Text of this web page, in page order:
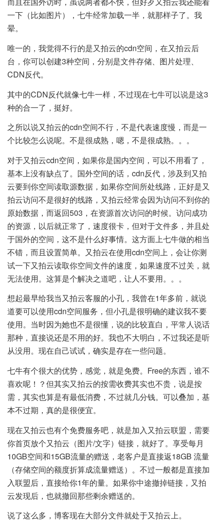
一下（比如图片），七牛经常加载一半，就那样子了。我
晕。
唯一的，我觉得不行的是又拍云的cdn空间，在又拍云后
台，你可以创建3种空间，分别是文件存储、图片处理、
CDN反代。
其中的CDN反代就像七牛一样，不过现在七牛可以说是这3
种的合一了，挺好。
之所以说又拍云的cdn空间不行，不是代表速度慢，而是一
个比较怎么说呢。不是很成熟，嗯，不是很成熟。。。
对于又拍云cdn空间，如果你是国内空间，可以不用看了，
基本上没有缺点了。国外空间的话，cdn反代，涉及到又拍
云要到你空间读取源数据，如果你空间所处线路，正好是又
拍云访问不是很好的线路，又拍云经常会因为访问不到你的
原始数据，而返回503，在资源首次访问的时候。访问成功
的资源，以后就正常了，速度很卡，但对于文件多，并且处
于国外的空间，这不是什么好事情。这方面上七牛做的相当
不错，而且设置简单。又拍云在使用cdn空间上，会让你测
试一下又拍云读取你空间文件的速度，如果速度不过关，就
无法使用。这算是个解决之道吧，让人不要用。。。
想起最早给我当又拍云客服的小孔，我曾在1年多前，就说
道要可以使用cdn空间服务，但小孔是很明确的建议我不要
使用。当时因为她也不是很懂，说的比较直白，平常人说话
那种，直接说还是不用的好。我也不大明白，不过我还是听
从没用。现在自己试试，确实是存在一些问题。
七牛有个很大的优势，感觉，就是免费。Free的东西，谁不
喜欢呢！？但其实又拍云的按需收费其实也不贵，说是按
需，其实也算是有最低消费，不过就几分钱。可以叠加，基
本不过期，真的是很便宜。
现在又拍云也有个免费服务吧，就是加入又拍云联盟，需要
你首页放个又拍云（图片/文字）链接，就好了。享受每月
10GB空间和15GB流量的赠送，老客户是直接返18GB 流量
（存储空间的额度折算成流量赠送）。不过一般都是直接加
入联盟后，直接给你1年的量。如果你中途撤掉链接，又拍
云发现后，也就撤回那些剩余赠送的。
说了这么多，博客现在大部分文件就处于又拍云上。